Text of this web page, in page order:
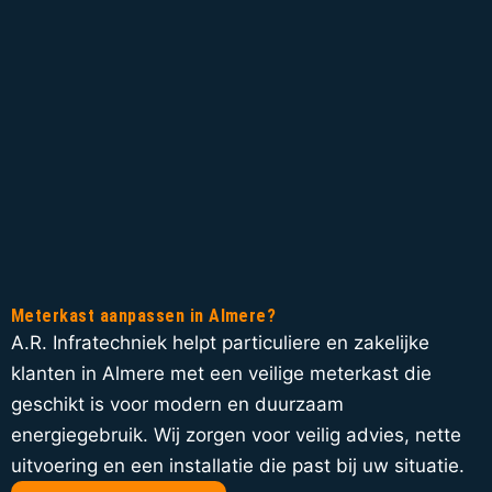
Meterkast aanpassen in Almere?
A.R. Infratechniek helpt particuliere en zakelijke
klanten in Almere met een veilige meterkast die
geschikt is voor modern en duurzaam
energiegebruik. Wij zorgen voor veilig advies, nette
uitvoering en een installatie die past bij uw situatie.